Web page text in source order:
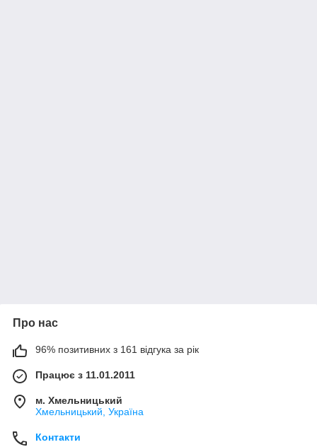
Про нас
96% позитивних з 161 відгука за рік
Працює з 11.01.2011
м. Хмельницький
Хмельницький, Україна
Контакти